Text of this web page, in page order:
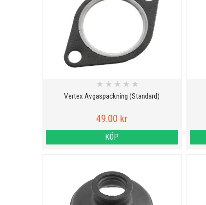
Vertex Avgaspackning (Standard)
★ ★ ★ ★ ★
49.00 kr
KÖP